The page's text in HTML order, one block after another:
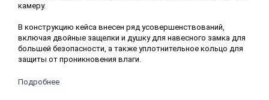
камеру.
В конструкцию кейса внесен ряд усовершенствований,
включая двойные защелки и душку для навесного замка для
большей безопасности, а также уплотнительное кольцо для
защиты от проникновения влаги.
Подробнее